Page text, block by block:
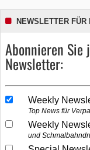
NEWSLETTER FÜR
Abonnieren
Newsletter:
Weekly
Top News für
Weekly
und